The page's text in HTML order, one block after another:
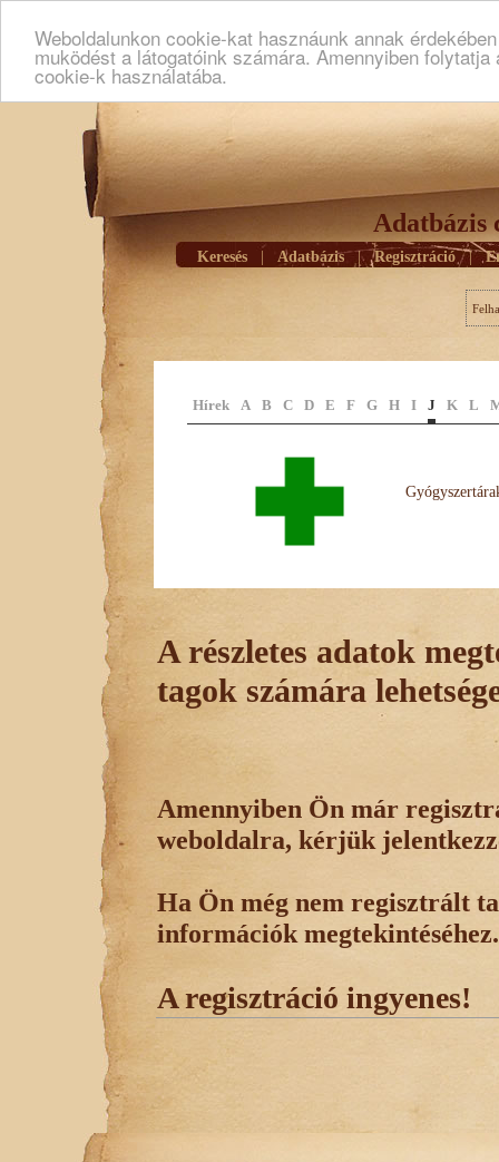
Weboldalunkon cookie-kat hasznáunk annak
muködést a látogatóink számára. Amennyiben
cookie-k használatába.
Adatbázis
Keresés Adatbázis | Regisztráció |
Hírek A B C D E F G H I J K L
A részletes adatok
tagok számára
Amennyiben Ön már
weboldalra, kérjük
Ha Ön még nem regisztrált
információk megtekintéséhez.
A regisztráció ingyenes!